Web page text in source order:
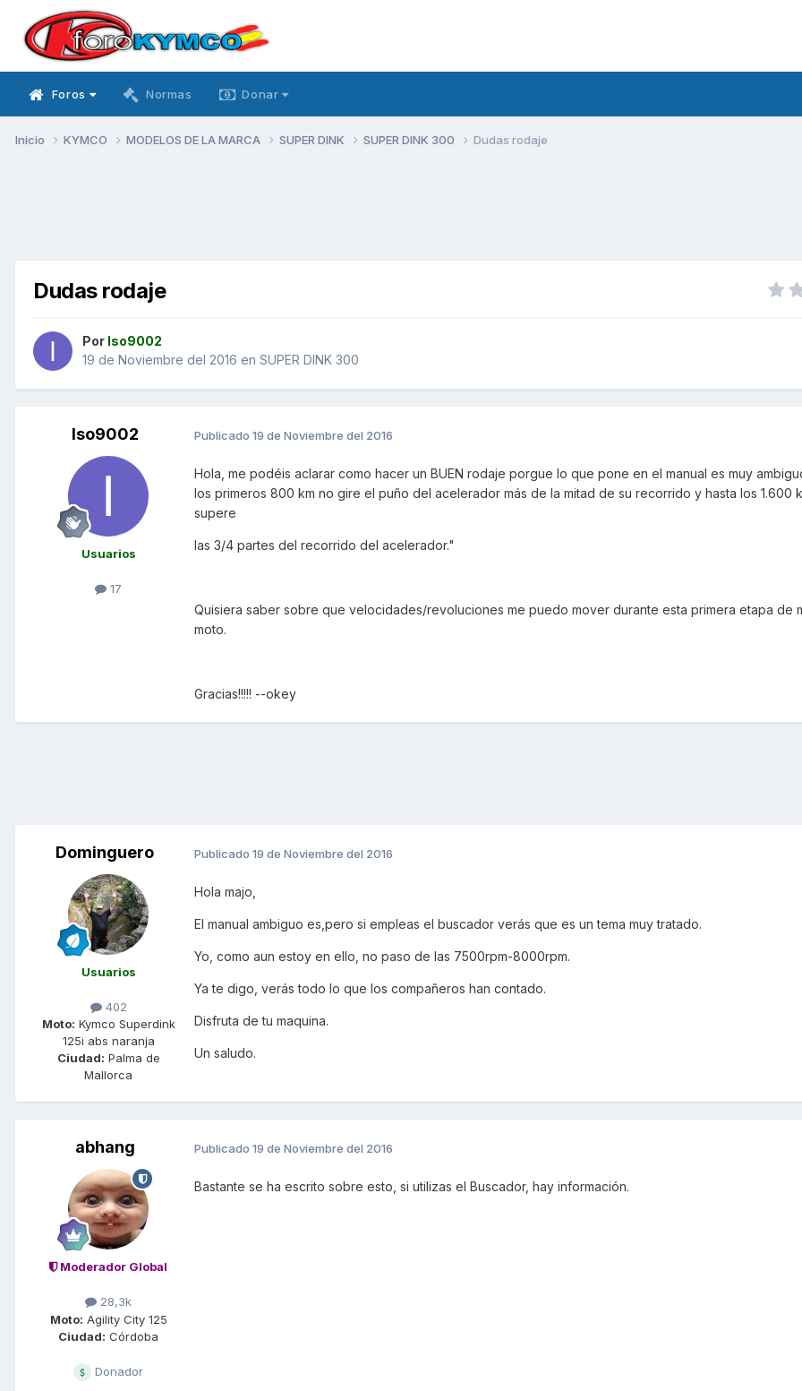
Foros Normas Donar
Inicio KYMCO MODELOS DE LA MARCA SUPER DINK SUPER DINK 300 Dudas rodaje
Dudas rodaje
Por Iso9002
19 de Noviembre del 2016 en SUPER DINK 300
Iso9002
Usuarios
17
Publicado 19 de Noviembre del 2016
Hola, me podéis aclarar como hacer un BUEN rodaje porgue lo que pone en el manual es muy
los primeros 800 km no gire el puño del acelerador más de la mitad de su recorrido y hasta los 1.600
supere
las 3/4 partes del recorrido del acelerador."
Quisiera saber sobre que velocidades/revoluciones me puedo mover durante esta primera etapa de
moto.
Gracias!!!!! --okey
Dominguero
Usuarios
402
Moto: Kymco Superdink
125i abs naranja
Ciudad: Palma de
Mallorca
Publicado 19 de Noviembre del 2016
Hola majo,
El manual ambiguo es,pero si empleas el buscador verás que es un tema muy tratado.
Yo, como aun estoy en ello, no paso de las 7500rpm-8000rpm.
Ya te digo, verás todo lo que los compañeros han contado.
Disfruta de tu maquina.
Un saludo.
abhang
Moderador Global
28,3k
Moto: Agility City 125
Ciudad: Córdoba
Donador
Publicado 19 de Noviembre del 2016
Bastante se ha escrito sobre esto, si utilizas el Buscador, hay información.